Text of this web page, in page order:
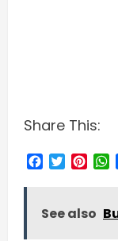
Share This:
Facebook
Twitter
See also